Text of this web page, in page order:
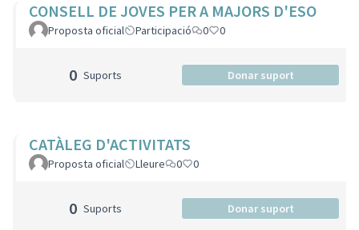
CONSELL DE JOVES PER A MAJORS D'ESO
Proposta oficial Participació 0 0
0 Suports Donar suport
CATÀLEG D'ACTIVITATS
Proposta oficial Lleure 0 0
0 Suports Donar suport